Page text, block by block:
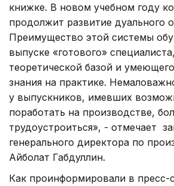
книжке. В новом учебном году
продолжит развитие дуального
Преимущество этой системы
выпуске «готового»
теоретической базой и
знания на практике.
у выпускников, имевших
поработать на производстве,
трудоустроиться», - отмечает
генерального директора по
Айболат Габдуллин.
Как проинформировали в пресс-